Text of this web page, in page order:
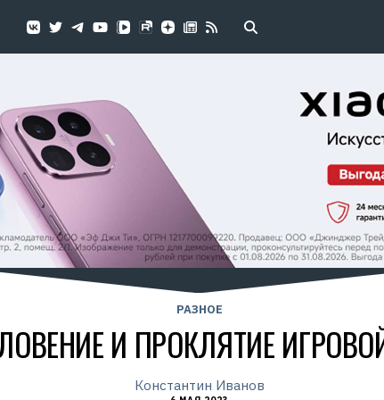
РАЗНОЕ
И ПРОКЛЯТИЕ
Константин Иванов